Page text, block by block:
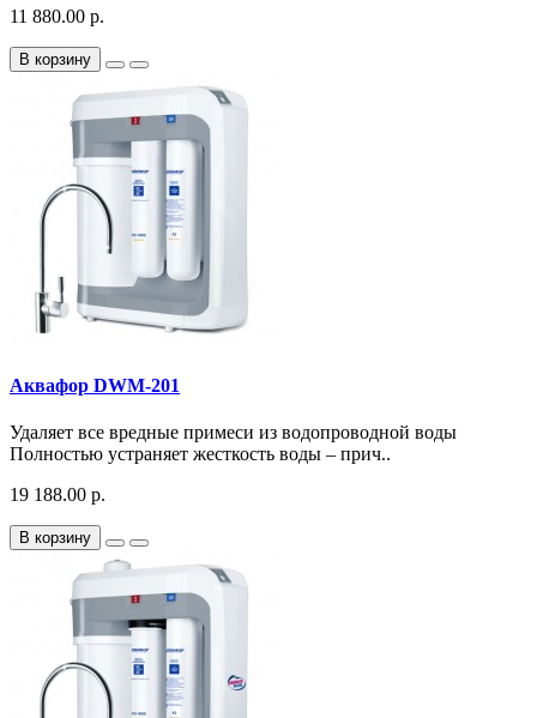
11 880.00 р.
В корзину
Аквафор DWM-201
Удаляет все вредные примеси из водопроводной воды
Полностью устраняет жесткость воды – прич..
19 188.00 р.
В корзину